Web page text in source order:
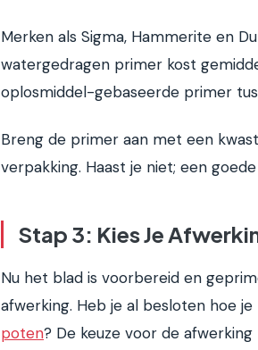
Merken als Sigma, Hammerite en
watergedragen primer kost
oplosmiddel-gebaseerde primer
Breng de primer aan met een
verpakking. Haast je niet; een
Stap 3: Kies Je
Nu het blad is voorbereid en
afwerking. Heb je al besloten hoe je
poten? De keuze voor de